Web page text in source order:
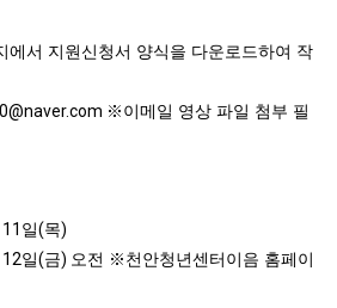
에서 지원신청서 양식을 다운로드하여 작
※ 이메일 영상 파일 첨부 필
11 일(목)
12일(금) 오전 ※ 천안청년센터이음 홈페이